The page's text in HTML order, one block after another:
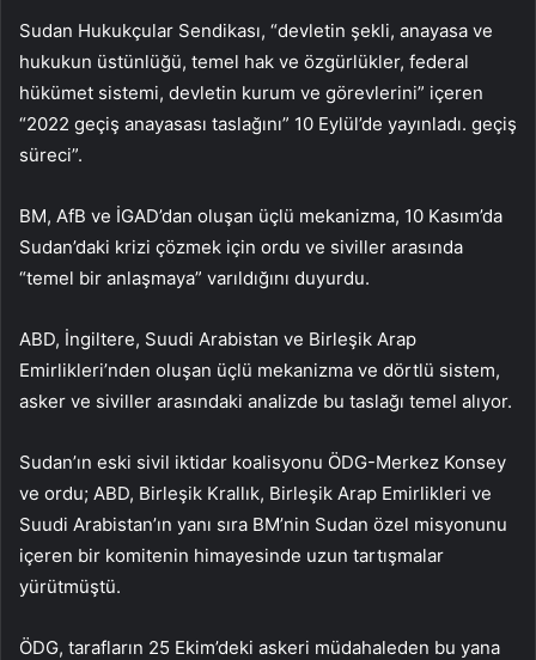
Sudan Hukukçular Sendikası, “devletin şekli, anayasa ve
hukukun üstünlüğü, temel hak ve özgürlükler, federal
hükümet sistemi, devletin kurum ve görevlerini” içeren
“2022 geçiş anayasası taslağını” 10 Eylül’de yayınladı. geçiş
süreci”.
BM, AfB ve İGAD’dan oluşan üçlü mekanizma, 10 Kasım’da
Sudan’daki krizi çözmek için ordu ve siviller arasında
“temel bir anlaşmaya” varıldığını duyurdu.
ABD, İngiltere, Suudi Arabistan ve Birleşik Arap
Emirlikleri’nden oluşan üçlü mekanizma ve dörtlü sistem,
asker ve siviller arasındaki analizde bu taslağı temel alıyor.
Sudan’ın eski sivil iktidar koalisyonu ÖDG-Merkez Konsey
ve ordu; ABD, Birleşik Krallık, Birleşik Arap Emirlikleri ve
Suudi Arabistan’ın yanı sıra BM’nin Sudan özel misyonunu
içeren bir komitenin himayesinde uzun tartışmalar
yürütmüştü.
ÖDG, tarafların 25 Ekim’deki askeri müdahaleden bu yana